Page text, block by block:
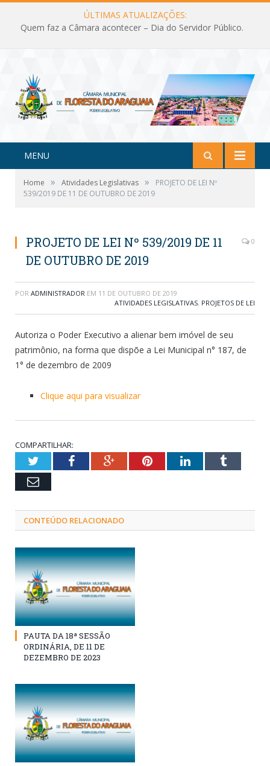
ÚLTIMAS ATUALIZAÇÕES:
Quem faz a Câmara acontecer – Dia do Servidor Público.
MENU
Home » Atividades Legislativas »
PROJETO DE LEI Nº
539/2019 DE 11 DE OUTUBRO DE 2019
PROJETO DE LEI Nº 539/2019 DE 11
DE OUTUBRO DE 2019
0
POR ADMINISTRADOR EM 11 DE OUTUBRO DE 2019
ATIVIDADES LEGISLATIVAS, PROJETOS DE LEI
Autoriza o Poder Executivo a alienar bem imóvel de seu
patrimônio, na forma que dispõe a Lei Municipal n° 187, de
1° de dezembro de 2009
Clique aqui para visualizar
COMPARTILHAR:
TwitterFacebookGoogle+PinterestLinkedInTumblr
Email
CONTEÚDO RELACIONADO
PAUTA DA 18ª SESSÃO
ORDINÁRIA, DE 11 DE
DEZEMBRO DE 2023